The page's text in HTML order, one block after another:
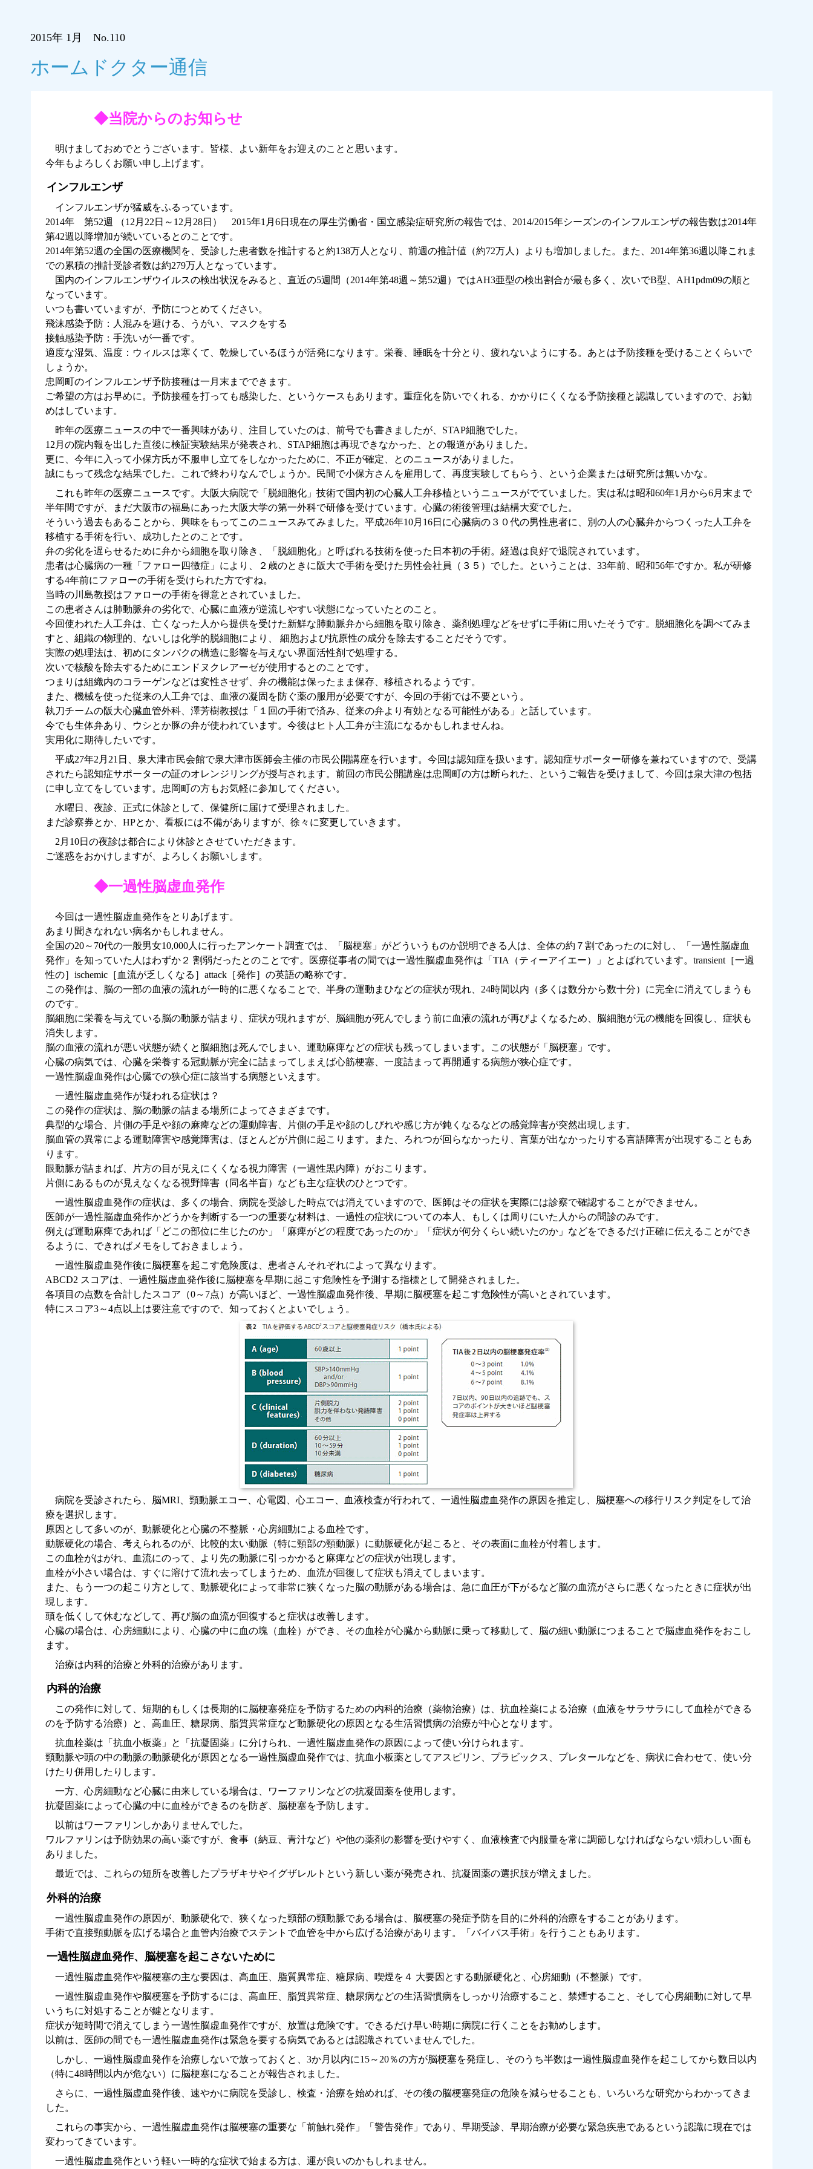
2015年 1月 No.110
ホームドクター通信
◆当院からのお知らせ
明けましておめでとうございます。皆様、よい新年をお迎えのことと思います。
今年もよろしくお願い申し上げます。
インフルエンザ
インフルエンザが猛威をふるっています。
2014年 第52週 （12月22日～12月28日） 2015年1月6日現在の厚生労働省・国立感染症研究所の報告では、2014/2015年シーズンのインフルエンザの報告数は2014年
第42週以降増加が続いているとのことです。
2014年第52週の全国の医療機関を、受診した患者数を推計すると約138万人となり、前週の推計値（約72万人）よりも増加しました。また、2014年第36週以降これま
での累積の推計受診者数は約279万人となっています。
国内のインフルエンザウイルスの検出状況をみると、直近の5週間（2014年第48週～第52週）ではAH3亜型の検出割合が最も多く、次いでB型、AH1pdm09の順と
なっています。
いつも書いていますが、予防につとめてください。
飛沫感染予防：人混みを避ける、うがい、マスクをする
接触感染予防：手洗いが一番です。
適度な湿気、温度：ウィルスは寒くて、乾燥しているほうが活発になります。栄養、睡眠を十分とり、疲れないようにする。あとは予防接種を受けることくらいで
しょうか。
忠岡町のインフルエンザ予防接種は一月末までできます。
ご希望の方はお早めに。予防接種を打っても感染した、というケースもあります。重症化を防いでくれる、かかりにくくなる予防接種と認識していますので、お勧
めはしています。
昨年の医療ニュースの中で一番興味があり、注目していたのは、前号でも書きましたが、STAP細胞でした。
12月の院内報を出した直後に検証実験結果が発表され、STAP細胞は再現できなかった、との報道がありました。
更に、今年に入って小保方氏が不服申し立てをしなかったために、不正が確定、とのニュースがありました。
誠にもって残念な結果でした。これで終わりなんでしょうか。民間で小保方さんを雇用して、再度実験してもらう、という企業または研究所は無いかな。
これも昨年の医療ニュースです。大阪大病院で「脱細胞化」技術で国内初の心臓人工弁移植というニュースがでていました。実は私は昭和60年1月から6月末まで
半年間ですが、まだ大阪市の福島にあった大阪大学の第一外科で研修を受けています。心臓の術後管理は結構大変でした。
そういう過去もあることから、興味をもってこのニュースみてみました。平成26年10月16日に心臓病の３０代の男性患者に、別の人の心臓弁からつくった人工弁を
移植する手術を行い、成功したとのことです。
弁の劣化を遅らせるために弁から細胞を取り除き、「脱細胞化」と呼ばれる技術を使った日本初の手術。経過は良好で退院されています。
患者は心臓病の一種「ファロー四徴症」により、２歳のときに阪大で手術を受けた男性会社員（３５）でした。ということは、33年前、昭和56年ですか。私が研修
する4年前にファローの手術を受けられた方ですね。
当時の川島教授はファローの手術を得意とされていました。
この患者さんは肺動脈弁の劣化で、心臓に血液が逆流しやすい状態になっていたとのこと。
今回使われた人工弁は、亡くなった人から提供を受けた新鮮な肺動脈弁から細胞を取り除き、薬剤処理などをせずに手術に用いたそうです。脱細胞化を調べてみま
すと、組織の物理的、ないしは化学的脱細胞により、 細胞および抗原性の成分を除去することだそうです。
実際の処理法は、初めにタンパクの構造に影響を与えない界面活性剤で処理する。
次いで核酸を除去するためにエンドヌクレアーゼが使用するとのことです。
つまりは組織内のコラーゲンなどは変性させず、弁の機能は保ったまま保存、移植されるようです。
また、機械を使った従来の人工弁では、血液の凝固を防ぐ薬の服用が必要ですが、今回の手術では不要という。
執刀チームの阪大心臓血管外科、澤芳樹教授は「１回の手術で済み、従来の弁より有効となる可能性がある」と話しています。
今でも生体弁あり、ウシとか豚の弁が使われています。今後はヒト人工弁が主流になるかもしれませんね。
実用化に期待したいです。
平成27年2月21日、泉大津市民会館で泉大津市医師会主催の市民公開講座を行います。今回は認知症を扱います。認知症サポーター研修を兼ねていますので、受講
されたら認知症サポーターの証のオレンジリングが授与されます。前回の市民公開講座は忠岡町の方は断られた、というご報告を受けまして、今回は泉大津の包括
に申し立てをしています。忠岡町の方もお気軽に参加してください。
水曜日、夜診、正式に休診として、保健所に届けて受理されました。
まだ診察券とか、HPとか、看板には不備がありますが、徐々に変更していきます。
2月10日の夜診は都合により休診とさせていただきます。
ご迷惑をおかけしますが、よろしくお願いします。
◆一過性脳虚血発作
今回は一過性脳虚血発作をとりあげます。
あまり聞きなれない病名かもしれません。
全国の20～70代の一般男女10,000人に行ったアンケート調査では、「脳梗塞」がどういうものか説明できる人は、全体の約７割であったのに対し、「一過性脳虚血
発作」を知っていた人はわずか２ 割弱だったとのことです。医療従事者の間では一過性脳虚血発作は「TIA（ティーアイエー）」とよばれています。transient［一過
性の］ischemic［血流が乏しくなる］attack［発作］の英語の略称です。
この発作は、脳の一部の血液の流れが一時的に悪くなることで、半身の運動まひなどの症状が現れ、24時間以内（多くは数分から数十分）に完全に消えてしまうも
のです。
脳細胞に栄養を与えている脳の動脈が詰まり、症状が現れますが、脳細胞が死んでしまう前に血液の流れが再びよくなるため、脳細胞が元の機能を回復し、症状も
消失します。
脳の血液の流れが悪い状態が続くと脳細胞は死んでしまい、運動麻痺などの症状も残ってしまいます。この状態が「脳梗塞」です。
心臓の病気では、心臓を栄養する冠動脈が完全に詰まってしまえば心筋梗塞、一度詰まって再開通する病態が狭心症です。
一過性脳虚血発作は心臓での狭心症に該当する病態といえます。
一過性脳虚血発作が疑われる症状は？
この発作の症状は、脳の動脈の詰まる場所によってさまざまです。
典型的な場合、片側の手足や顔の麻痺などの運動障害、片側の手足や顔のしびれや感じ方が鈍くなるなどの感覚障害が突然出現します。
脳血管の異常による運動障害や感覚障害は、ほとんどが片側に起こります。また、ろれつが回らなかったり、言葉が出なかったりする言語障害が出現することもあ
ります。
眼動脈が詰まれば、片方の目が見えにくくなる視力障害（一過性黒内障）がおこります。
片側にあるものが見えなくなる視野障害（同名半盲）なども主な症状のひとつです。
一過性脳虚血発作の症状は、多くの場合、病院を受診した時点では消えていますので、医師はその症状を実際には診察で確認することができません。
医師が一過性脳虚血発作かどうかを判断する一つの重要な材料は、一過性の症状についての本人、もしくは周りにいた人からの問診のみです。
例えば運動麻痺であれば「どこの部位に生じたのか」「麻痺がどの程度であったのか」「症状が何分くらい続いたのか」などをできるだけ正確に伝えることができ
るように、できればメモをしておきましょう。
一過性脳虚血発作後に脳梗塞を起こす危険度は、患者さんそれぞれによって異なります。
ABCD2 スコアは、一過性脳虚血発作後に脳梗塞を早期に起こす危険性を予測する指標として開発されました。
各項目の点数を合計したスコア（0～7点）が高いほど、一過性脳虚血発作後、早期に脳梗塞を起こす危険性が高いとされています。
特にスコア3～4点以上は要注意ですので、知っておくとよいでしょう。
病院を受診されたら、脳MRI、頸動脈エコー、心電図、心エコー、血液検査が行われて、一過性脳虚血発作の原因を推定し、脳梗塞への移行リスク判定をして治
療を選択します。
原因として多いのが、動脈硬化と心臓の不整脈・心房細動による血栓です。
動脈硬化の場合、考えられるのが、比較的太い動脈（特に頸部の頸動脈）に動脈硬化が起こると、その表面に血栓が付着します。
この血栓がはがれ、血流にのって、より先の動脈に引っかかると麻痺などの症状が出現します。
血栓が小さい場合は、すぐに溶けて流れ去ってしまうため、血流が回復して症状も消えてしまいます。
また、もう一つの起こり方として、動脈硬化によって非常に狭くなった脳の動脈がある場合は、急に血圧が下がるなど脳の血流がさらに悪くなったときに症状が出
現します。
頭を低くして休むなどして、再び脳の血流が回復すると症状は改善します。
心臓の場合は、心房細動により、心臓の中に血の塊（血栓）ができ、その血栓が心臓から動脈に乗って移動して、脳の細い動脈につまることで脳虚血発作をおこし
ます。
治療は内科的治療と外科的治療があります。
内科的治療
この発作に対して、短期的もしくは長期的に脳梗塞発症を予防するための内科的治療（薬物治療）は、抗血栓薬による治療（血液をサラサラにして血栓ができる
のを予防する治療）と、高血圧、糖尿病、脂質異常症など動脈硬化の原因となる生活習慣病の治療が中心となります。
抗血栓薬は「抗血小板薬」と「抗凝固薬」に分けられ、一過性脳虚血発作の原因によって使い分けられます。
頸動脈や頭の中の動脈の動脈硬化が原因となる一過性脳虚血発作では、抗血小板薬としてアスピリン、プラビックス、プレタールなどを、病状に合わせて、使い分
けたり併用したりします。
一方、心房細動など心臓に由来している場合は、ワーファリンなどの抗凝固薬を使用します。
抗凝固薬によって心臓の中に血栓ができるのを防ぎ、脳梗塞を予防します。
以前はワーファリンしかありませんでした。
ワルファリンは予防効果の高い薬ですが、食事（納豆、青汁など）や他の薬剤の影響を受けやすく、血液検査で内服量を常に調節しなければならない煩わしい面も
ありました。
最近では、これらの短所を改善したプラザキサやイグザレルトという新しい薬が発売され、抗凝固薬の選択肢が増えました。
外科的治療
一過性脳虚血発作の原因が、動脈硬化で、狭くなった頸部の頸動脈である場合は、脳梗塞の発症予防を目的に外科的治療をすることがあります。
手術で直接頸動脈を広げる場合と血管内治療でステントで血管を中から広げる治療があります。「バイパス手術」を行うこともあります。
一過性脳虚血発作、脳梗塞を起こさないために
一過性脳虚血発作や脳梗塞の主な要因は、高血圧、脂質異常症、糖尿病、喫煙を４ 大要因とする動脈硬化と、心房細動（不整脈）です。
一過性脳虚血発作や脳梗塞を予防するには、高血圧、脂質異常症、糖尿病などの生活習慣病をしっかり治療すること、禁煙すること、そして心房細動に対して早
いうちに対処することが鍵となります。
症状が短時間で消えてしまう一過性脳虚血発作ですが、放置は危険です。できるだけ早い時期に病院に行くことをお勧めします。
以前は、医師の間でも一過性脳虚血発作は緊急を要する病気であるとは認識されていませんでした。
しかし、一過性脳虚血発作を治療しないで放っておくと、3か月以内に15～20％の方が脳梗塞を発症し、そのうち半数は一過性脳虚血発作を起こしてから数日以内
（特に48時間以内が危ない）に脳梗塞になることが報告されました。
さらに、一過性脳虚血発作後、速やかに病院を受診し、検査・治療を始めれば、その後の脳梗塞発症の危険を減らせることも、いろいろな研究からわかってきま
した。
これらの事実から、一過性脳虚血発作は脳梗塞の重要な「前触れ発作」「警告発作」であり、早期受診、早期治療が必要な緊急疾患であるという認識に現在では
変わってきています。
一過性脳虚血発作という軽い一時的な症状で始まる方は、運が良いのかもしれません。